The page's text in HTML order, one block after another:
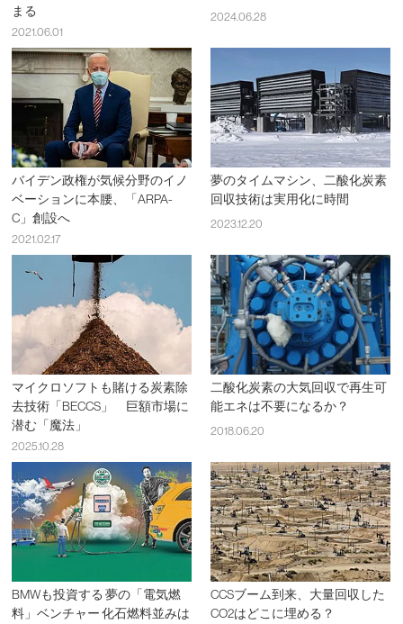
まる
2021.06.01
2024.06.28
バイデン政権が気候分野のイノ
ベーションに本腰、「ARPA-
C」創設へ
2021.02.17
夢のタイムマシン、二酸化炭素
回収技術は実用化に時間
2023.12.20
マイクロソフトも賭ける炭素除
去技術「BECCS」 巨額市場に
潜む「魔法」
2025.10.28
二酸化炭素の大気回収で再生可
能エネは不要になるか？
2018.06.20
BMWも投資する 夢の「電気燃
料」ベンチャー 化石燃料並みは
CCSブーム到来、大量回収した
CO2はどこに埋める？